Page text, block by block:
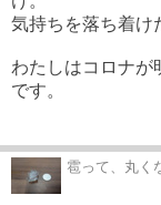
気持ちを落ち着け
わたしはコロナが
です。
雹って、丸く